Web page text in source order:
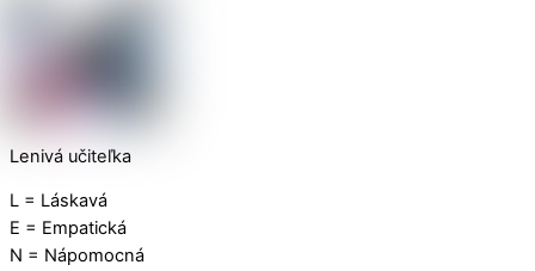
Lenivá učiteľka
L = Láskavá
E = Empatická
N = Nápomocná